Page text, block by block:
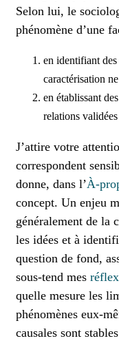
Selon lui, le
phénomène d’une
en identifiant
caractérisation
en établissant
relations
J’attire votre
correspondent
donne, dans l’À-
concept. Un enjeu
généralement de la
les idées et à
question de fond,
sous-tend mes
quelle mesure les
phénomènes eux-
causales sont